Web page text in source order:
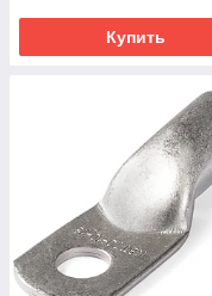
Купить